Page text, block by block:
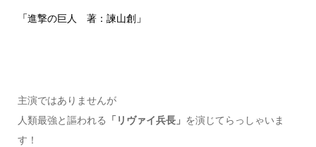
「進撃の巨人 著：諫山創」
主演ではありませんが
人類最強と謳われる
「リヴァイ兵長」 を演じてらっしゃいま
す！